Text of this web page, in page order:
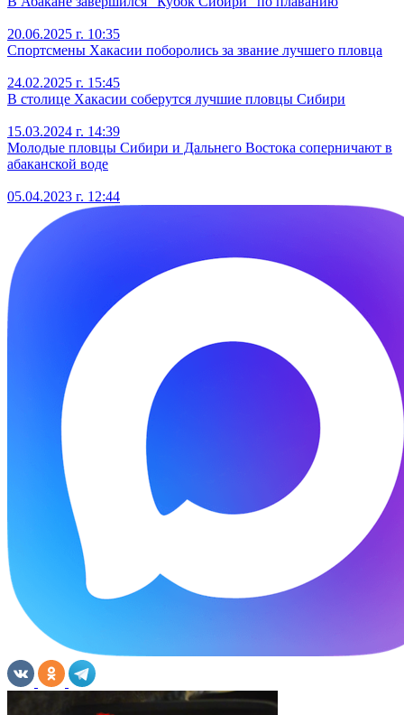
20.06.2025 г. 10:35
Спортсмены Хакасии поборолись за звание лучшего пловца
24.02.2025 г. 15:45
В столице Хакасии соберутся лучшие пловцы Сибири
15.03.2024 г. 14:39
Молодые пловцы Сибири и Дальнего Востока соперничают в
абаканской воде
05.04.2023 г. 12:44